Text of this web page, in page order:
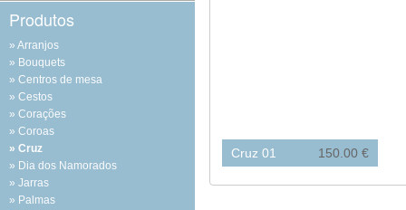
Produtos
Arranjos
Bouquets
Centros de mesa
Cestos
Corações
Coroas
Cruz
Dia dos Namorados
Jarras
Palmas
Cruz 01 150.00 €